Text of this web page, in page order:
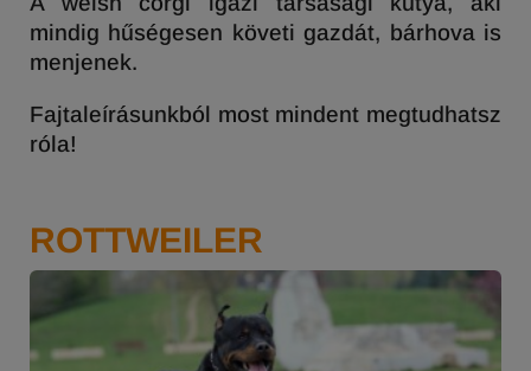
mindig hűségesen követi gazdát, bárhova is
menjenek.
Fajtaleírásunkból most mindent megtudhatsz
róla!
ROTTWEILER